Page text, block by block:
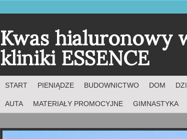
Kwas hialuronowy
kliniki ESSENCE
START PIENIĄDZE BUDOWNICTWO DOM
AUTA MATERIAŁY PROMOCYJNE GIMNASTYKA